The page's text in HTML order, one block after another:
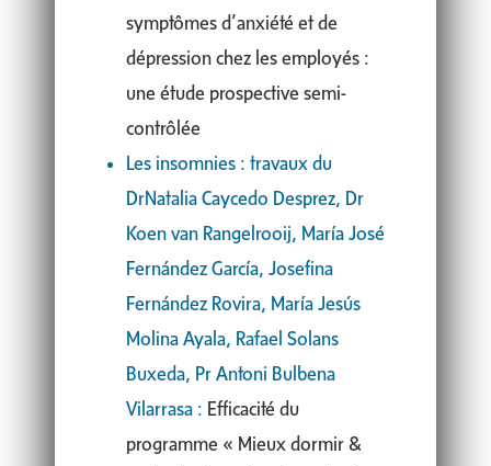
symptômes d’anxiété et de
dépression chez les employés :
une étude prospective semi-
contrôlée
Les insomnies : travaux du
DrNatalia Caycedo Desprez, Dr
Koen van Rangelrooij, María José
Fernández García, Josefina
Fernández Rovira, María Jesús
Molina Ayala, Rafael Solans
Buxeda, Pr Antoni Bulbena
Vilarrasa : Efficacité du
programme « Mieux dormir &